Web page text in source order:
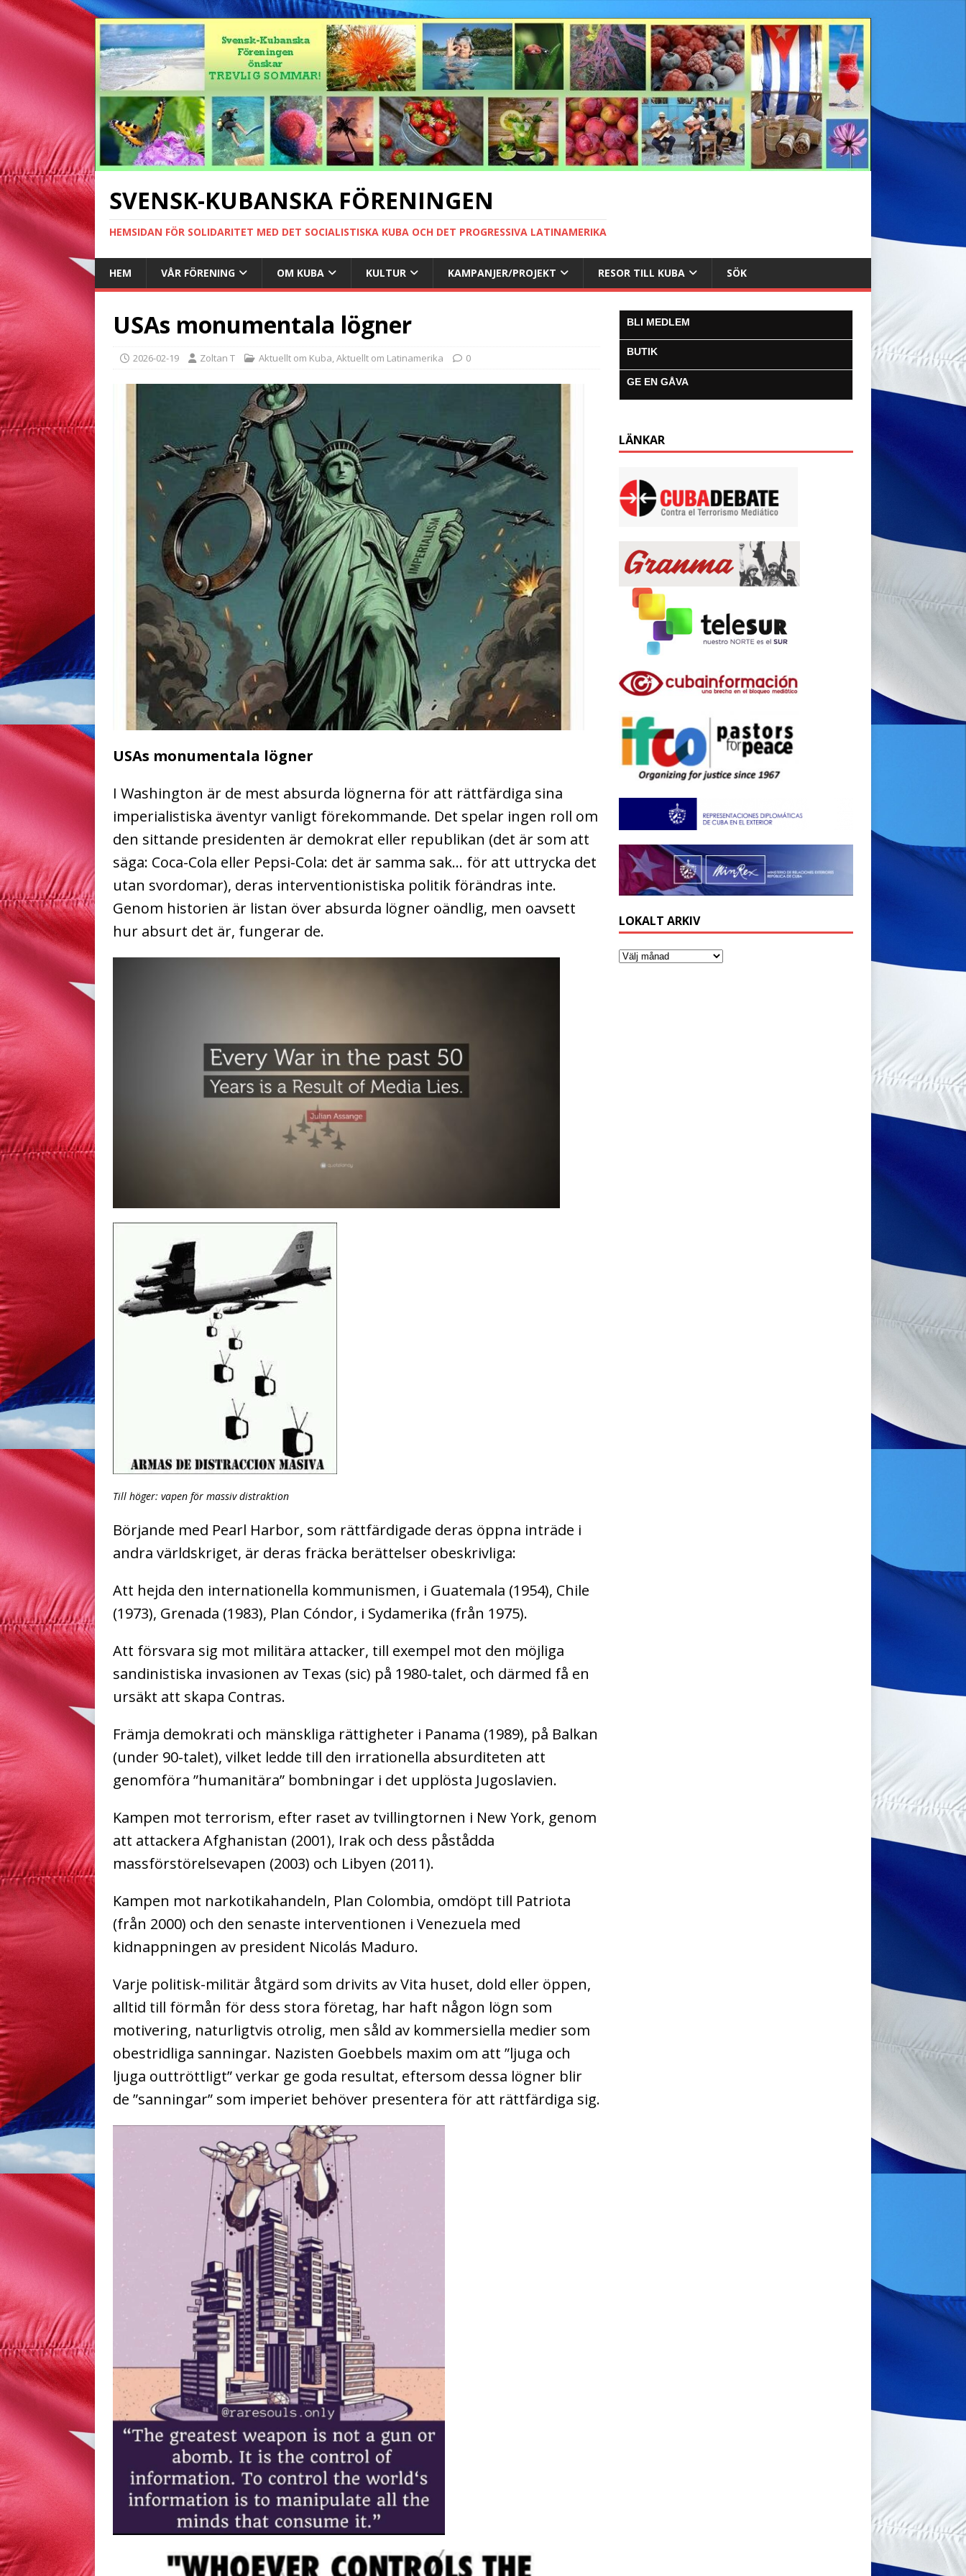
SVENSK-KUBANSKA FÖRENINGEN
HEMSIDAN FÖR SOLIDARITET MED DET SOCIALISTISKA KUBA OCH DET PROGRESSIVA LATINAMERIKA
HEM VÅR FÖRENING OM KUBA KULTUR KAMPANJER/PROJEKT RESOR TILL KUBA SÖK
USAs monumentala lögner
2026-02-19 Zoltan T Aktuellt om Kuba,Aktuellt om Latinamerika 0
USAs monumentala lögner
I Washington är de mest absurda lögnerna för att rättfärdiga sina
imperialistiska äventyr vanligt förekommande. Det spelar ingen roll om
den sittande presidenten är demokrat eller republikan (det är som att
säga: Coca-Cola eller Pepsi-Cola: det är samma sak… för att uttrycka det
utan svordomar), deras interventionistiska politik förändras inte.
Genom historien är listan över absurda lögner oändlig, men oavsett
hur absurt det är, fungerar de.
Till höger: vapen för massiv distraktion
Börjande med Pearl Harbor, som rättfärdigade deras öppna inträde i
andra världskriget, är deras fräcka berättelser obeskrivliga:
Att hejda den internationella kommunismen, i Guatemala (1954), Chile
(1973), Grenada (1983), Plan Cóndor, i Sydamerika (från 1975).
Att försvara sig mot militära attacker, till exempel mot den möjliga
sandinistiska invasionen av Texas (sic) på 1980-talet, och därmed få en
ursäkt att skapa Contras.
Främja demokrati och mänskliga rättigheter i Panama (1989), på Balkan
(under 90-talet), vilket ledde till den irrationella absurditeten att
genomföra ”humanitära” bombningar i det upplösta Jugoslavien.
Kampen mot terrorism, efter raset av tvillingtornen i New York, genom
att attackera Afghanistan (2001), Irak och dess påstådda
massförstörelsevapen (2003) och Libyen (2011).
Kampen mot narkotikahandeln, Plan Colombia, omdöpt till Patriota
(från 2000) och den senaste interventionen i Venezuela med
kidnappningen av president Nicolás Maduro.
Varje politisk-militär åtgärd som drivits av Vita huset, dold eller öppen,
alltid till förmån för dess stora företag, har haft någon lögn som
motivering, naturligtvis otrolig, men såld av kommersiella medier som
obestridliga sanningar. Nazisten Goebbels maxim om att ”ljuga och
ljuga outtröttligt” verkar ge goda resultat, eftersom dessa lögner blir
de ”sanningar” som imperiet behöver presentera för att rättfärdiga sig.
BLI MEDLEM
BUTIK
GE EN GÅVA
LÄNKAR
LOKALT ARKIV